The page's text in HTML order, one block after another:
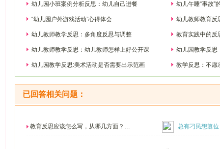
幼儿园小班案例分析反思：幼儿自己进餐 幼儿午睡“事故”
“幼儿园户外游戏活动”心得体会 幼儿教师教育反
幼儿教师教学反思：多角度反思与调整 教育实践中的反
幼儿教师教学反思：幼儿教师怎样上好公开课 幼儿园教学反思
幼儿园教学反思:美术活动是否需要出示范画 教学反思：不愿
已回答相关问题：
教育反思应该怎么写，从哪几方面？ 总有刁民想篡位